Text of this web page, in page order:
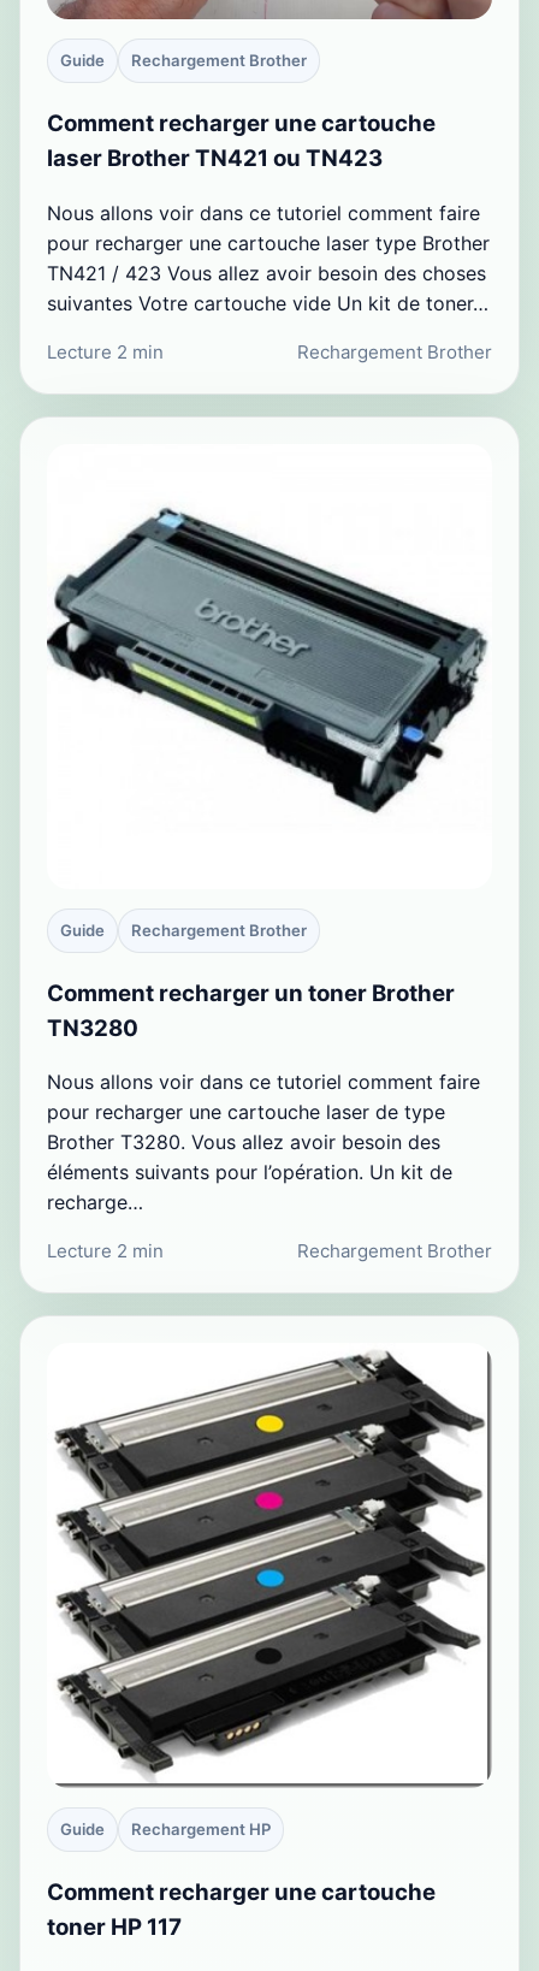
Guide Rechargement Brother
Comment recharger une cartouche
laser Brother TN421 ou TN423
Nous allons voir dans ce tutoriel comment faire
pour recharger une cartouche laser type Brother
TN421 / 423 Vous allez avoir besoin des choses
suivantes Votre cartouche vide Un kit de toner…
Lecture 2 min Rechargement Brother
Guide Rechargement Brother
Comment recharger un toner Brother
TN3280
Nous allons voir dans ce tutoriel comment faire
pour recharger une cartouche laser de type
Brother T3280. Vous allez avoir besoin des
éléments suivants pour l’opération. Un kit de
recharge…
Lecture 2 min Rechargement Brother
Guide Rechargement HP
Comment recharger une cartouche
toner HP 117